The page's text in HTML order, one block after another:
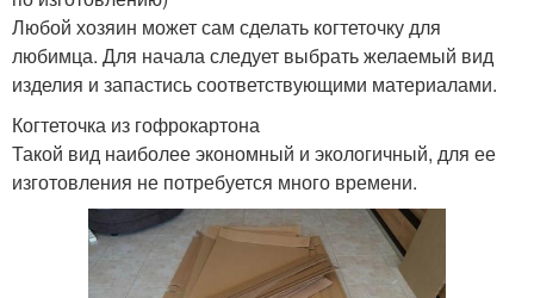
Аккуратный домик
Домик из картонной
коробки
Лежанка для кошки Уличный домик
Любой хозяин может сам сделать когтеточку для
любимца. Для начала следует выбрать желаемый вид
изделия и запастись соответствующими материалами.
Когтеточка из гофрокартона
Такой вид наиболее экономный и экологичный, для ее
изготовления не потребуется много времени.